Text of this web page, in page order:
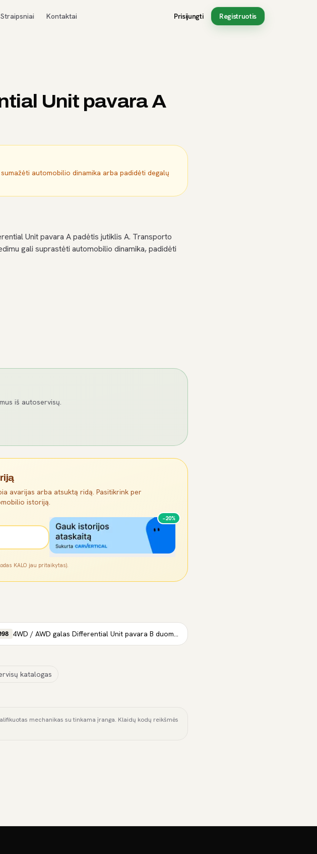
Straipsniai Kontaktai Prisijungti Registruotis
Unit pavara A
automobilio dinamika arba padidėti degalų
Unit pavara A padėtis jutiklis A. Transporto
gali suprastėti automobilio dinamika, padidėti
iš autoservisų.
avarijas arba atsuktą ridą. Pasitikrink per
istoriją.
−20%
KALO jau pritaikytas).
4WD / AWD galas Differential Unit pavara B duomenys
katalogas
mechanikas su tinkama įranga. Klaidų kodų reikšmės